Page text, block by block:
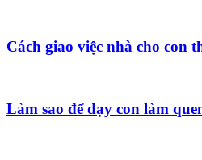
Cách giao việc nhà cho con
Làm sao để dạy con làm